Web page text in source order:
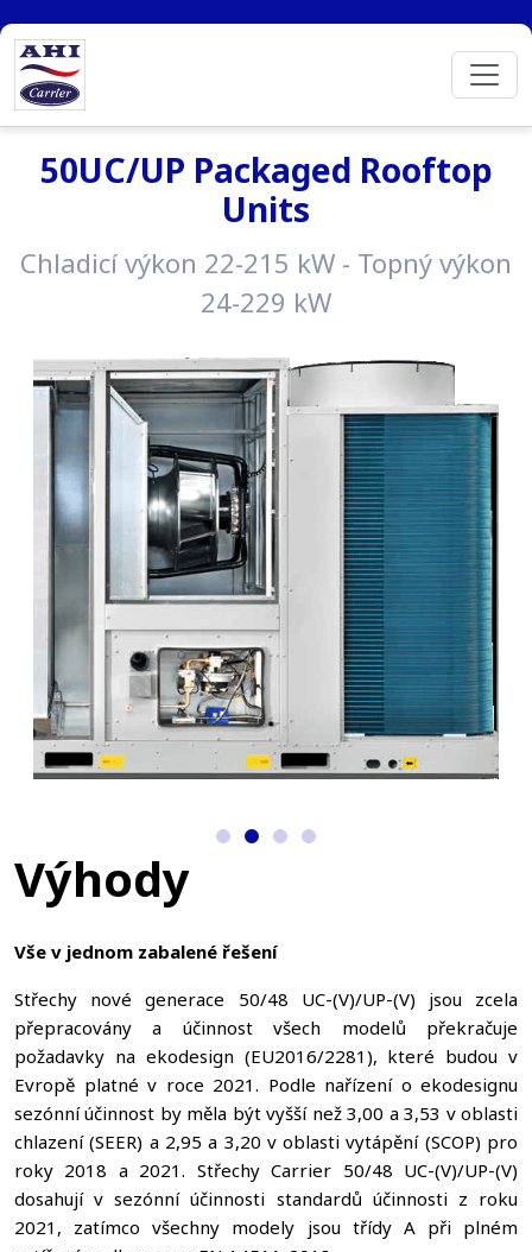
50UC/UP Packaged Rooftop
Units
Chladicí výkon 22-215 kW - Topný výkon
24-229 kW
Výhody
Vše v jednom zabalené řešení
Střechy nové generace 50/48 UC-(V)/UP-(V) jsou zcela
přepracovány a účinnost všech modelů překračuje
požadavky na ekodesign (EU2016/2281), které budou v
Evropě platné v roce 2021. Podle nařízení o ekodesignu
sezónní účinnost by měla být vyšší než 3,00 a 3,53 v oblasti
chlazení (SEER) a 2,95 a 3,20 v oblasti vytápění (SCOP) pro
roky 2018 a 2021. Střechy Carrier 50/48 UC-(V)/UP-(V)
dosahují v sezónní účinnosti standardů účinnosti z roku
2021, zatímco všechny modely jsou třídy A při plném